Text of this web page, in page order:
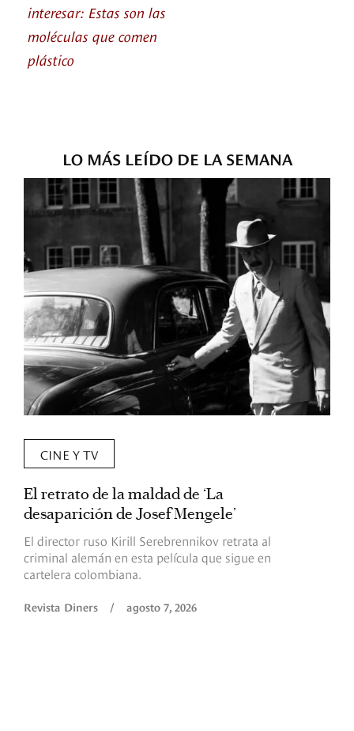
interesar: Estas son las
moléculas que comen
plástico
LO MÁS LEÍDO DE LA SEMANA
CINE Y TV
El retrato de la maldad de ‘La
desaparición de Josef Mengele’
El director ruso Kirill Serebrennikov retrata al
criminal alemán en esta película que sigue en
cartelera colombiana.
Revista Diners / agosto 7, 2026